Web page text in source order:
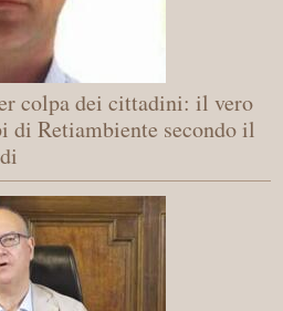
colpa dei cittadini: il vero
di Retiambiente secondo il